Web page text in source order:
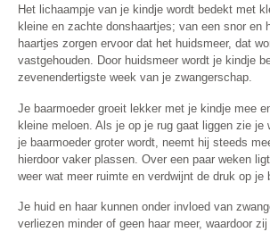
Het lichaampje van je kindje wordt bedekt met
kleine en zachte donshaartjes; van een snor
haartjes zorgen ervoor dat het huidsmeer, dat
vastgehouden. Door huidsmeer wordt je kindje
zevenendertigste week van je zwangerschap.
Je baarmoeder groeit lekker met je kindje mee
kleine meloen. Als je op je rug gaat liggen zie
je baarmoeder groter wordt, neemt hij steeds
hierdoor vaker plassen. Over een paar weken
weer wat meer ruimte en verdwijnt de druk op je
Je huid en haar kunnen onder invloed van
verliezen minder of geen haar meer, waardoor